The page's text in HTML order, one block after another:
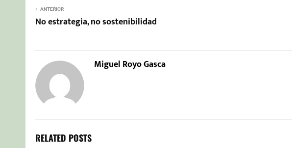
ANTERIOR
No estrategia, no sostenibilidad
Miguel Royo Gasca
RELATED POSTS